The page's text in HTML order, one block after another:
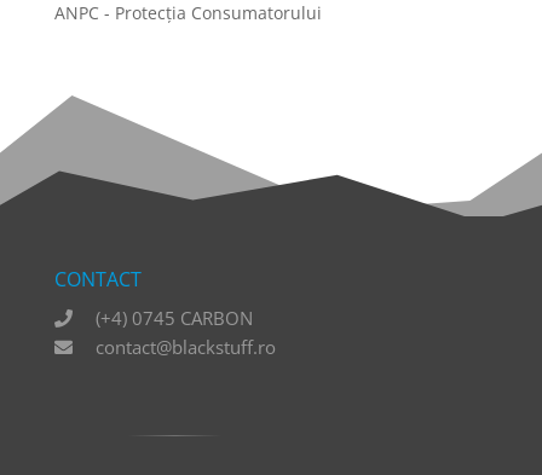
ANPC - Protecția Consumatorului
CONTACT
(+4) 0745 CARBON
contact@blackstuff.ro